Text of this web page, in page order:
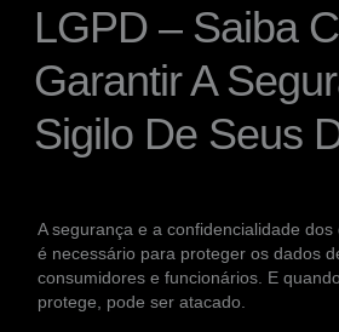
LGPD – Saiba
Garantir A
Sigilo De Seus
A segurança e a confidencialidade
é necessário para proteger os dados
consumidores e funcionários. E
protege, pode ser atacado.